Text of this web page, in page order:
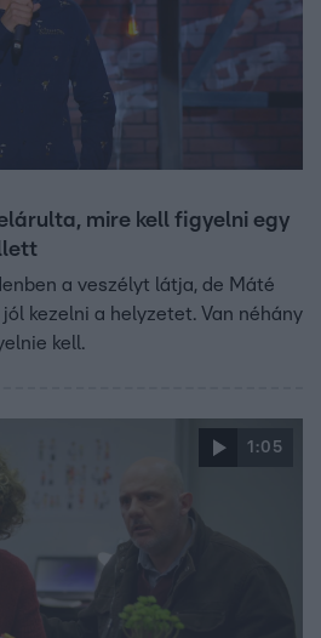
mire kell figyelni egy
a veszélyt látja, de Máté
kezelni a helyzetet. Van néhány
kell.
1:05